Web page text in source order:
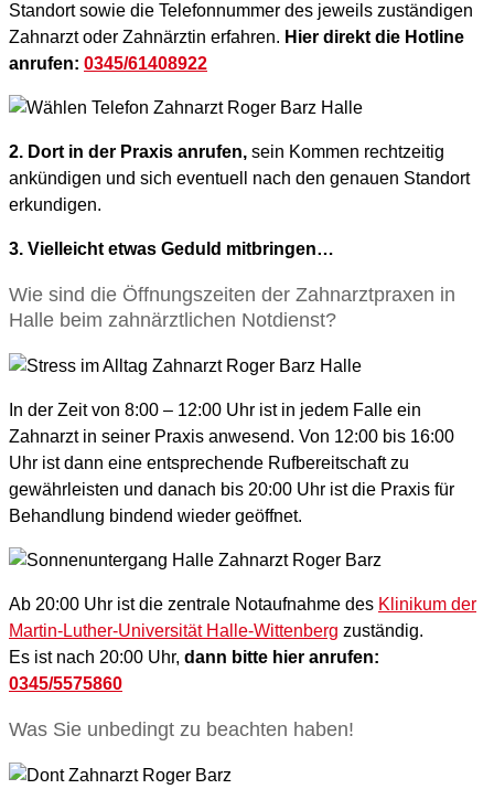
Standort sowie die Telefonnummer des jeweils zuständigen
Zahnarzt oder Zahnärztin erfahren. Hier direkt die Hotline
anrufen: 0345/61408922
2. Dort in der Praxis anrufen, sein Kommen rechtzeitig
ankündigen und sich eventuell nach den genauen Standort
erkundigen.
3. Vielleicht etwas Geduld mitbringen…
Wie sind die Öffnungszeiten der Zahnarztpraxen in
Halle beim zahnärztlichen Notdienst?
In der Zeit von 8:00 – 12:00 Uhr ist in jedem Falle ein
Zahnarzt in seiner Praxis anwesend. Von 12:00 bis 16:00
Uhr ist dann eine entsprechende Rufbereitschaft zu
gewährleisten und danach bis 20:00 Uhr ist die Praxis für
Behandlung bindend wieder geöffnet.
Ab 20:00 Uhr ist die zentrale Notaufnahme des Klinikum der
Martin-Luther-Universität Halle-Wittenberg zuständig.
Es ist nach 20:00 Uhr, dann bitte hier anrufen:
0345/5575860
Was Sie unbedingt zu beachten haben!